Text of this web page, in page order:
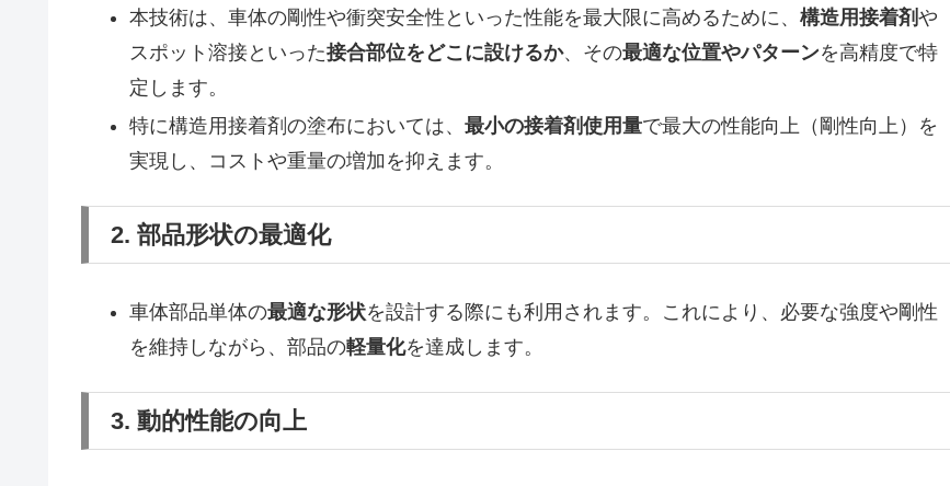
本技術は、車体の剛性や衝突安全性といった性能を最大限に高めるために、 構造用接着剤や
スポット溶接といった接合部位をどこに設けるか、その最適な位置やパターンを高精度で特
定します。
特に構造用接着剤の塗布においては、 最小の接着剤使用量で最大の性能向上（剛性向上）を
実現し、コストや重量の増加を抑えます。
2. 部品形状の最適化
車体部品単体の最適な形状を設計する際にも利用されます。これにより、必要な強度や剛性
を維持しながら、部品の軽量化を達成します。
3. 動的性能の向上